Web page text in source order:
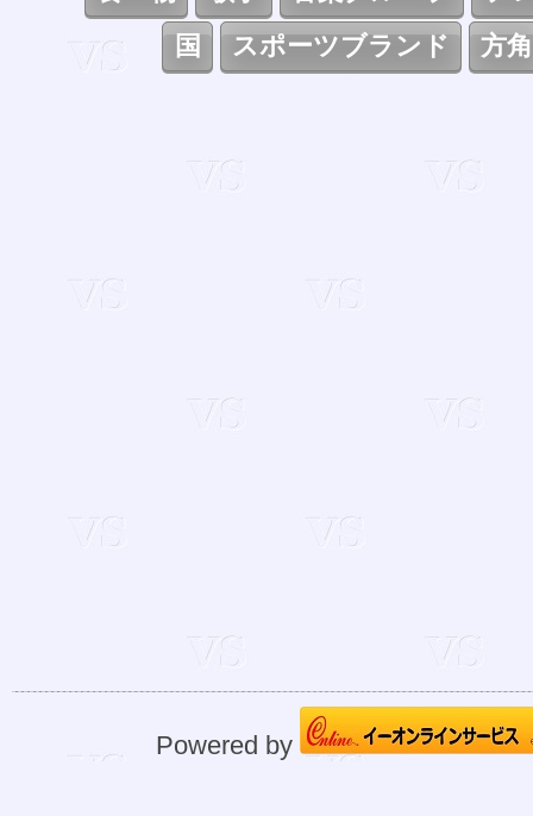
国
スポーツブランド 方角
Powered by